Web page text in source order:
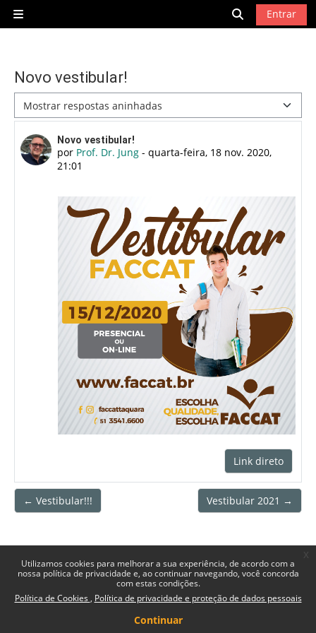
Utilizamos cookies para melhorar a sua experiência, de acordo com a
nossa política de privacidade e, ao continuar navegando, você concorda
com estas condições.
Política de Cookies
Política de privacidade e proteção de dados pessoais
Continuar
Painel lateral
Alternar
Entrar
Novo vestibular!
Modo de visualização
Novo vestibular!
por Prof. Dr. Jung -quarta-feira, 18 nov. 2020,
21:01
Número de respostas: 0
Link direto
← Vestibular!!! Vestibular 2021 →